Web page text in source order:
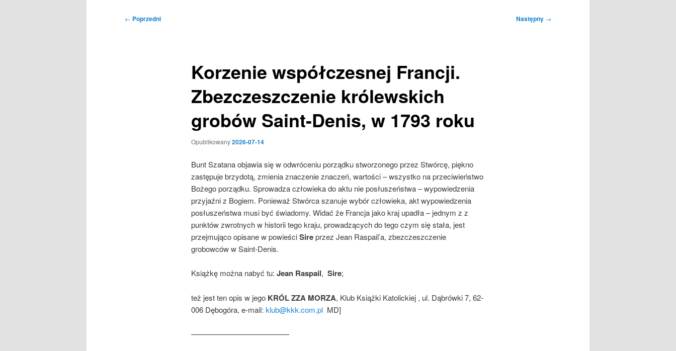
Nawigacja
← Poprzedni Następny →
Korzenie współczesnej Francji.
Zbezczeszczenie królewskich
grobów Saint-Denis, w 1793 roku
Opublikowany2026-07-14
Bunt Szatana objawia się w odwróceniu porządku stworzonego przez Stwórcę, piękno
zastępuje brzydotą, zmienia znaczenie znaczeń, wartości – wszystko na przeciwieństwo
Bożego porządku. Sprowadza człowieka do aktu nie posłuszeństwa – wypowiedzenia
przyjaźni z Bogiem. Ponieważ Stwórca szanuje wybór człowieka, akt wypowiedzenia
posłuszeństwa musi być świadomy. Widać że Francja jako kraj upadła – jednym z z
punktów zwrotnych w historii tego kraju, prowadzących do tego czym się stała, jest
przejmująco opisane w powieściSireprzez Jean Raspail’a, zbezczeszczenie
grobowców w Saint-Denis.
Książkę można nabyć tu: Jean Raspail, Sire;
też jest ten opis w jego KRÓL ZZA MORZA, Klub Książki Katolickiej , ul. Dąbrówki 7, 62-
006 Dębogóra, e-mail: klub@kkk.com.plMD]
—————————————